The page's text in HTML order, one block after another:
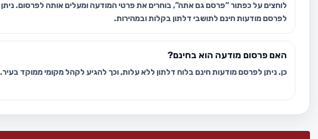
לוחצים על כפתור “פרסם גם אתה”, בוחרים את פרטי המודעה ומעלים אותה לפרסום. ניתן
לפרסם מודעות חינם לתושבי דלתון בקלות ובמהירות.
האם פרסום מודעה הוא בחינם?
כן. ניתן לפרסם מודעות חינם בלוח דלתון ללא עלות, וכך להגיע לקהל מקומי ממוקד בעיר.